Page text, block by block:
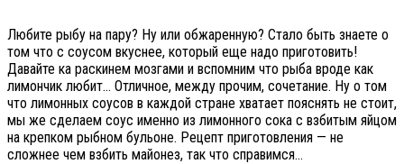
Любите рыбу на пару? Ну или обжаренную? Стало быть знаете о
том что с соусом вкуснее, который еще надо приготовить!
Давайте ка раскинем мозгами и вспомним что рыба вроде как
лимончик любит… Отличное, между прочим, сочетание. Ну о том
что лимонных соусов в каждой стране хватает пояснять не стоит,
мы же сделаем соус именно из лимонного сока с взбитым яйцом
на крепком рыбном бульоне. Рецепт приготовления — не
сложнее чем взбить майонез, так что справимся…